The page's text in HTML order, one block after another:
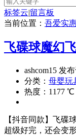
标签云|留言板
当前位置： 吾爱实
飞碟球魔幻
ashcom15 发
分类： 母婴玩
热度：1177 ℃
【抖音同款】飞碟
超级好完，还会变